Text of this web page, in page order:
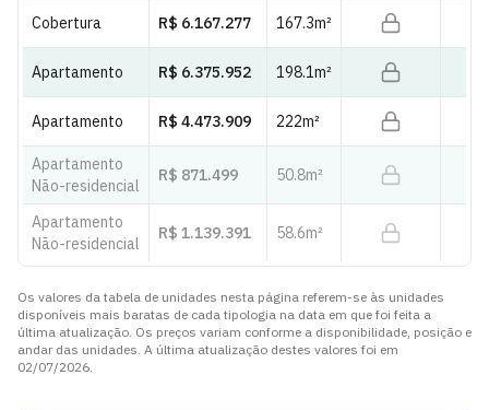
Cobertura R$ 6.167.277 167.3m²
Apartamento R$ 6.375.952 198.1m²
Apartamento R$ 4.473.909 222m²
Apartamento
Não-residencial
R$ 871.499 50.8m²
Apartamento
Não-residencial
R$ 1.139.391 58.6m²
Os valores da tabela de unidades nesta página referem-se às unidades
disponíveis mais baratas de cada tipologia na data em que foi feita a
última atualização. Os preços variam conforme a disponibilidade, posição e
andar das unidades. A última atualização destes valores foi em
02/07/2026.